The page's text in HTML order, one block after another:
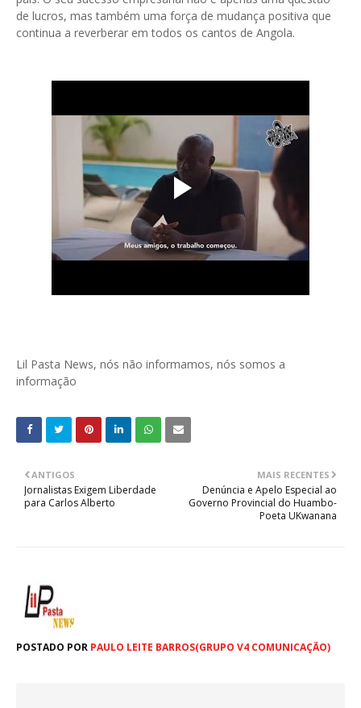
de lucros, mas também uma força de mudança positiva que
continua a reverberar em todos os cantos de Angola.
Lil Pasta News, nós não informamos, nós somos a
informação
MAIS RECENTES
Denúncia e Apelo Especial ao
Governo Provincial do Huambo-
Poeta UKwanana
ANTIGOS
Jornalistas Exigem Liberdade
para Carlos Alberto
POSTADO POR PAULO LEITE BARROS(GRUPO V4 COMUNICAÇÃO)